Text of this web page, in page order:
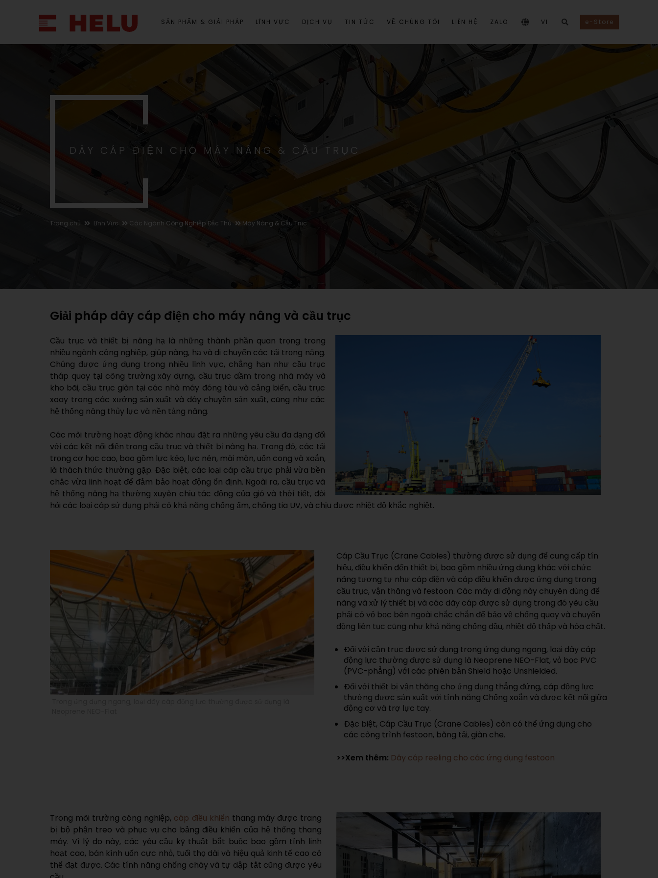
SẢN PHẨM & GIẢI PHÁP LĨNH VỰC DỊCH VỤ TIN TỨC VỀ CHÚNG TÔI LIÊN HỆ ZALO VI e-Store
DÂY CÁP ĐIỆN CHO MÁY NÂNG & CẦU TRỤC
Trang chủ Lĩnh Vực Các Ngành Công Nghiệp Đặc Thù Máy Nâng & Cầu Trục
Giải pháp dây cáp điện cho máy nâng và cầu trục
Cầu trục và thiết bị nâng hạ là những thành phần quan trọng trong
nhiều ngành công nghiệp, giúp nâng, hạ và di chuyển các tải trọng nặng.
Chúng được ứng dụng trong nhiều lĩnh vực, chẳng hạn như cầu trục
tháp quay tại công trường xây dựng, cầu trục dầm trong nhà máy và
kho bãi, cầu trục giàn tại các nhà máy đóng tàu và cảng biển, cầu trục
xoay trong các xưởng sản xuất và dây chuyền sản xuất, cũng như các
hệ thống nâng thủy lực và nền tảng nâng.
Các môi trường hoạt động khác nhau đặt ra những yêu cầu đa dạng đối
với các kết nối điện trong cầu trục và thiết bị nâng hạ. Trong đó, các tải
trọng cơ học cao, bao gồm lực kéo, lực nén, mài mòn, uốn cong và xoắn,
là thách thức thường gặp. Đặc biệt, các loại cáp cầu trục phải vừa bền
chắc vừa linh hoạt để đảm bảo hoạt động ổn định. Ngoài ra, cầu trục và
hệ thống nâng hạ thường xuyên chịu tác động của gió và thời tiết, đòi
hỏi các loại cáp sử dụng phải có khả năng chống ẩm, chống tia UV, và chịu được nhiệt độ khắc nghiệt.
Cáp Cầu Trục (Crane Cables) thường được sử dụng để cung cấp tín
hiệu, điều khiển đến thiết bị, bao gồm nhiều ứng dụng khác với chức
năng tương tự như cáp điện và cáp điều khiển được ứng dụng trong
cầu trục, vận thăng và festoon. Các máy di động này chuyên dùng để
nâng và xử lý thiết bị và các dây cáp được sử dụng trong đó yêu cầu
phải có vỏ bọc bên ngoài chắc chắn để bảo vệ chống quay và chuyển
động liên tục cũng như khả năng chống dầu, nhiệt độ thấp và hóa chất.
Đối với cần trục được sử dụng trong ứng dụng ngang, loại dây cáp
động lực thường được sử dụng là Neoprene NEO-Flat, vỏ bọc PVC
(PVC-phẳng) với các phiên bản Shield hoặc Unshielded.
Đối với thiết bị vận thăng cho ứng dụng thẳng đứng, cáp động lực
thường được sản xuất với tính năng Chống xoắn và được kết nối giữa
động cơ và trợ lực tay.
Đặc biệt, Cáp Cầu Trục (Crane Cables) còn có thể ứng dụng cho
các công trình festoon, băng tải, giàn che.
>>Xem thêm: Dây cáp reeling cho các ứng dụng festoon
Trong môi trường công nghiệp, cáp điều khiển thang máy được trang
bị bộ phận treo và phục vụ cho bảng điều khiển của hệ thống thang
máy. Vì lý do này, các yêu cầu kỹ thuật bắt buộc bao gồm tính linh
hoạt cao, bán kính uốn cực nhỏ, tuổi thọ dài và hiệu quả kinh tế cao có
thể đạt được. Các tính năng chống cháy và tự dập tắt cũng được yêu